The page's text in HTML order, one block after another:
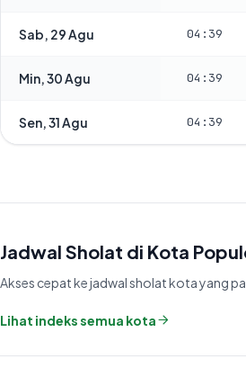
Sab, 29 Agu 04:39
Min, 30 Agu 04:39
Sen, 31 Agu 04:39
Jadwal Sholat di Kota
Akses cepat ke jadwal sholat kota yang
Lihat indeks semua kota